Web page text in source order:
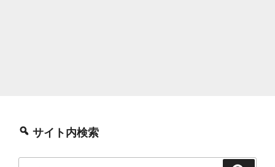
サイト内検索